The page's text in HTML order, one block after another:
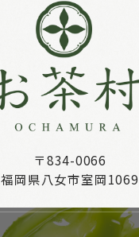
〒834-0066
福岡県八女市室岡1069